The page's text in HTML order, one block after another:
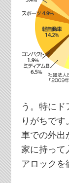
う。特に
りがちです。
車での外出
家に持って
アロックを